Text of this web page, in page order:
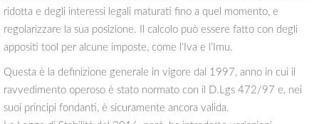
ridotta e degli interessi legali maturati fino a quel momento, e
regolarizzare la sua posizione. Il calcolo può essere fatto con degli
appositi tool per alcune imposte, come l’Iva e l’Imu.
Questa è la definizione generale in vigore dal 1997, anno in cui il
ravvedimento operoso è stato normato con il D.Lgs 472/97 e, nei
suoi principi fondanti, è sicuramente ancora valida.